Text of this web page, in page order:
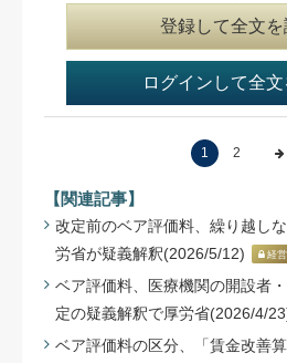
登録して全文を
ログインして全
1 2
【関連記事】
改定前のベア評価料、繰り越し
労省が疑義解釈(2026/5/12)
経営
ベア評価料、医療機関の開設者
定の疑義解釈で厚労省(2026/4/
ベア評価料の区分、「賃金改善